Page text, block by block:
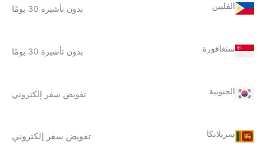
الفلبين بدون تأشيرة 30 يومًا
سنغافورة بدون تأشيرة 30 يومًا
الجنوبية تفويض سفر إلكتروني
سريلانكا تفويض سفر إلكتروني